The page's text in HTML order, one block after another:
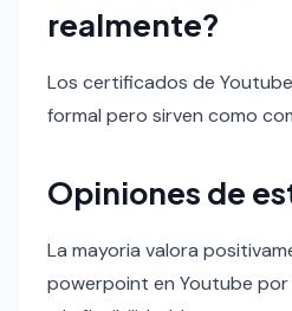
realmente?
Los certificados de
formal pero sirven como
Opiniones de
La mayoria valora
powerpoint en Youtube por